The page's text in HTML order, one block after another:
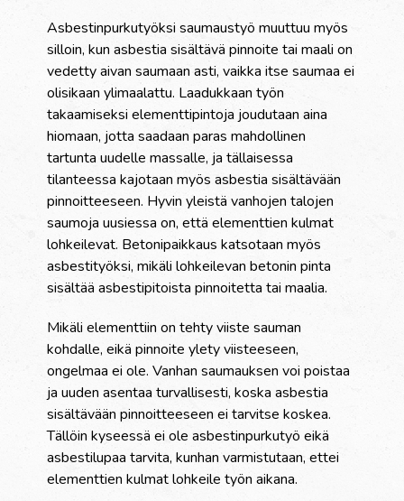
Asbestinpurkutyöksi saumaustyö muuttuu myös
silloin, kun asbestia sisältävä pinnoite tai maali on
vedetty aivan saumaan asti, vaikka itse saumaa ei
olisikaan ylimaalattu. Laadukkaan työn
takaamiseksi elementtipintoja joudutaan aina
hiomaan, jotta saadaan paras mahdollinen
tartunta uudelle massalle, ja tällaisessa
tilanteessa kajotaan myös asbestia sisältävään
pinnoitteeseen. Hyvin yleistä vanhojen talojen
saumoja uusiessa on, että elementtien kulmat
lohkeilevat. Betonipaikkaus katsotaan myös
asbestityöksi, mikäli lohkeilevan betonin pinta
sisältää asbestipitoista pinnoitetta tai maalia.
Mikäli elementtiin on tehty viiste sauman
kohdalle, eikä pinnoite ylety viisteeseen,
ongelmaa ei ole. Vanhan saumauksen voi poistaa
ja uuden asentaa turvallisesti, koska asbestia
sisältävään pinnoitteeseen ei tarvitse koskea.
Tällöin kyseessä ei ole asbestinpurkutyö eikä
asbestilupaa tarvita, kunhan varmistutaan, ettei
elementtien kulmat lohkeile työn aikana.